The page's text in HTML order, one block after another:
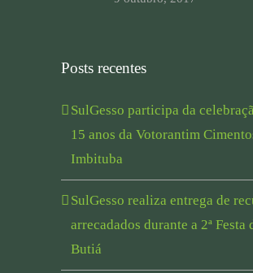
Posts recentes
SulGesso participa da
15 anos da Votorantim
Imbituba
SulGesso realiza entrega de
arrecadados durante a 2ª Festa
Butiá